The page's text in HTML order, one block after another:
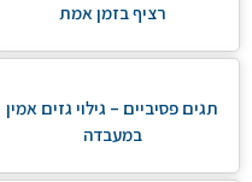
רציף בזמן אמת
תגים פסיביים – גילוי גזים אמין
במעבדה